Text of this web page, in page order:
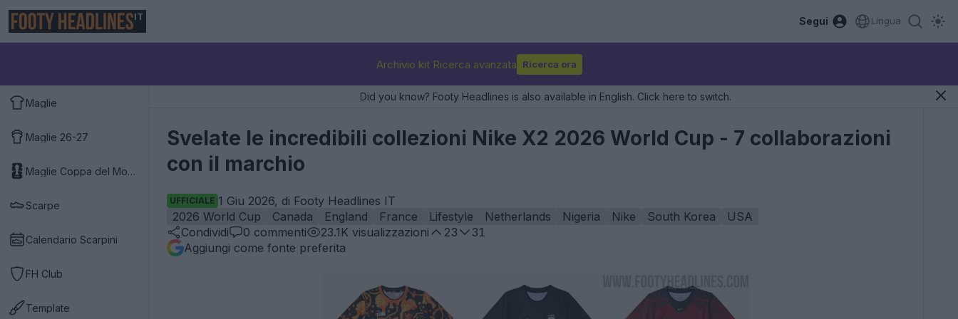
IT Segui Lingua
Archivio kit Ricerca avanzata Ricerca ora
Maglie
Maglie 26-27
Maglie Coppa del Mondo 2026
Scarpe
Calendario Scarpini
FH Club
Template
Did you know? Footy Headlines is also available in English. Click here to switch.
Svelate le incredibili collezioni Nike X2 2026 World Cup - 7 collaborazioni
con il marchio
UFFICIALE 1 Giu 2026, di Footy Headlines IT
2026 World Cup
Canada England France Lifestyle Netherlands Nigeria Nike South Korea
USA
Condividi
0 commenti 23.1K visualizzazioni 23
31
Aggiungi come fonte preferita